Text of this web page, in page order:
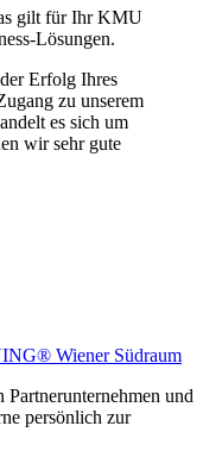
gilt für Ihr KMU
Lösungen.
Erfolg Ihres
zu unserem
es sich um
wir sehr gute
Wiener Südraum
Partnerunternehmen und
persönlich zur